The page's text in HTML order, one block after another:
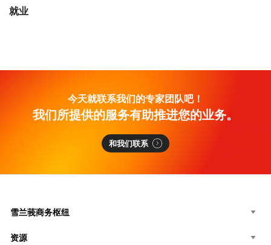
就业
今天就联系我们的专家团队吧！
我们所提供的服务有助推进您的业务。
和我们联系
雪兰莪商务枢纽
资源